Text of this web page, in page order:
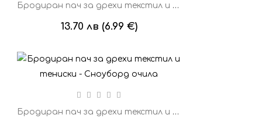
Бродиран пач за дрехи текстил и тениски - Зелена кубинка с цветя
13.70 лв (6.99 €)
Бродиран пач за дрехи текстил и тениски - Сноуборд очила